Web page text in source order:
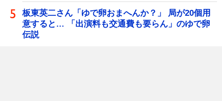
板東英二さん「ゆで卵おまへんか？」 局が20個用
意すると… 「出演料も交通費も要らん」のゆで卵
伝説